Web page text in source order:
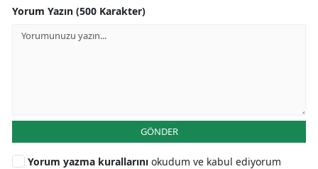
Yorum Yazın (500 Karakter)
GÖNDER
Yorum yazma kurallarını okudum ve kabul ediyorum